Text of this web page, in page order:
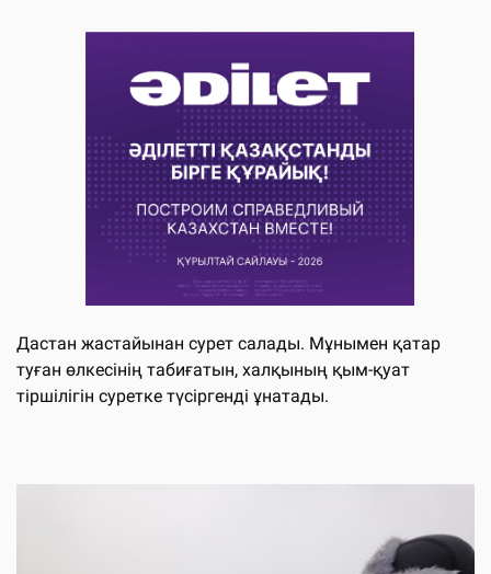
Дастан жастайынан сурет салады. Мұнымен қатар
туған өлкесінің табиғатын, халқының қым-қуат
тіршілігін суретке түсіргенді ұнатады.